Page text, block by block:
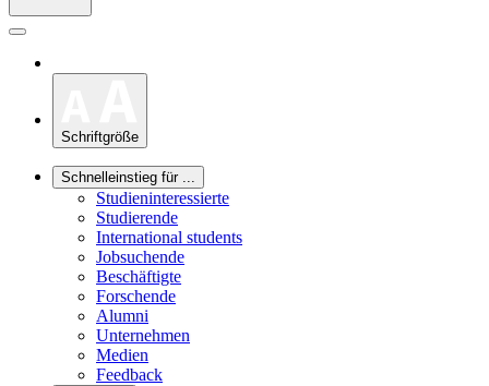
Schriftgröße
Schnelleinstieg für ...
Studieninteressierte
Studierende
International students
Jobsuchende
Beschäftigte
Forschende
Alumni
Unternehmen
Medien
Feedback